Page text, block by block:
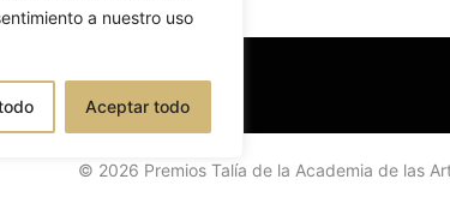
a nuestro uso
Aceptar todo
© 2026 Premios Talía de la Academia de las